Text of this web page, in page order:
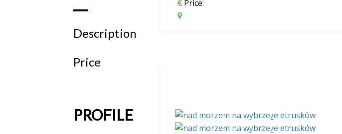
Description
Price
Price:
PROFILE